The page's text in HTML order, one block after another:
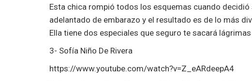
Esta chica rompió todos los esquemas cuando
adelantado de embarazo y el resultado es de lo más
Ella tiene dos especiales que seguro te sacará
3- Sofía Niño De Rivera
https://www.youtube.com/watch?v=Z_eARdeepA4